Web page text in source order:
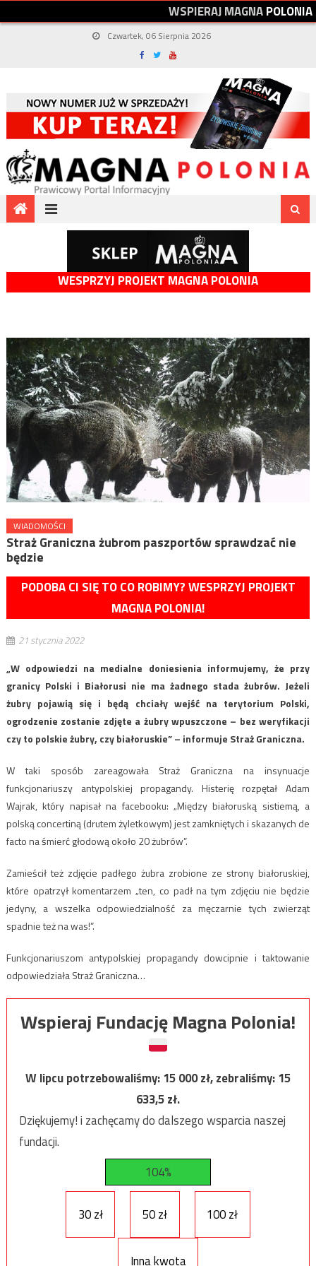
WSPIERAJMAGNAPOLONIA
Czwartek, 06 Sierpnia 2026
WESPRZYJ PROJEKT MAGNA POLONIA
WIADOMOŚCI
Straż Graniczna żubrom paszportów sprawdzać nie
będzie
PODOBA CI SIĘ TO CO ROBIMY? WESPRZYJ PROJEKT
MAGNA POLONIA!
21 stycznia 2022
„W odpowiedzi na medialne doniesienia informujemy, że przy
granicy Polski i Białorusi nie ma żadnego stada żubrów. Jeżeli
żubry pojawią się i będą chciały wejść na terytorium Polski,
ogrodzenie zostanie zdjęte a żubry wpuszczone – bez weryfikacji
czy to polskie żubry, czy białoruskie” – informuje Straż Graniczna.
W taki sposób zareagowała Straż Graniczna na insynuacje
funkcjonariuszy antypolskiej propagandy. Histerię rozpętał Adam
Wajrak, który napisał na facebooku: „Między białoruską sistiemą, a
polską concertiną (drutem żyletkowym) jest zamkniętych i skazanych de
facto na śmierć głodową około 20 żubrów”.
Zamieścił też zdjęcie padłego żubra zrobione ze strony białoruskiej,
które opatrzył komentarzem „ten, co padł na tym zdjęciu nie będzie
jedyny, a wszelka odpowiedzialność za męczarnie tych zwierząt
spadnie też na was!”.
Funkcjonariuszom antypolskiej propagandy dowcipnie i taktowanie
odpowiedziała Straż Graniczna…
Wspieraj Fundację Magna Polonia!
W lipcu potrzebowaliśmy:15 000zł, zebraliśmy:15
633,5zł.
Dziękujemy! i zachęcamy do dalszego wsparcia naszej
fundacji.
104%
30 zł 50 zł 100 zł
Inna kwota